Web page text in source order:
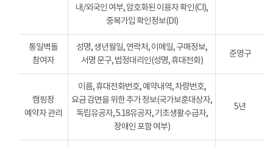
내/외국인 여부, 암호화된 이용자 확인(CI),
중복가입 확인정보(DI)
통일벽돌
참여자
성명, 생년월일, 연락처, 이메일, 구매정보,
서명 문구, 법정대리인(성명, 휴대전화)
준영구
캠핑장
예약자 관리
이름, 휴대전화번호, 예약내역, 차량번호,
요금 감면을 위한 추가 정보(국가보훈대상자,
독립유공자, 5.18유공자, 기초생활수급자,
장애인 포함 여부)
5년